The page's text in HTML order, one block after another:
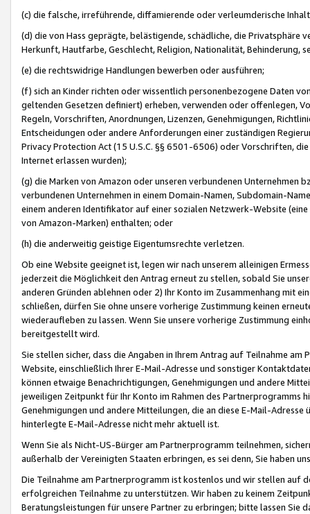
(c) die falsche, irreführende, diffamierende oder verleumderische
(d) die von Hass geprägte, belästigende, schädliche, die Privatsphäre
Herkunft, Hautfarbe, Geschlecht, Religion, Nationalität, Behinderung,
(e) die rechtswidrige Handlungen bewerben oder ausführen;
(f) sich an Kinder richten oder wissentlich personenbezogene Daten
geltenden Gesetzen definiert) erheben, verwenden oder offenlegen,
Regeln, Vorschriften, Anordnungen, Lizenzen, Genehmigungen,
Entscheidungen oder andere Anforderungen einer zuständigen
Privacy Protection Act (15 U.S.C. §§ 6501-6506) oder Vorschriften,
Internet erlassen wurden);
(g) die Marken von Amazon oder unseren verbundenen Unternehmen
verbundenen Unternehmen in einem Domain-Namen, Subdomain-
einem anderen Identifikator auf einer sozialen Netzwerk-Website
von Amazon-Marken) enthalten; oder
(h) die anderweitig geistige Eigentumsrechte verletzen.
Ob eine Website geeignet ist, legen wir nach unserem alleinigen
jederzeit die Möglichkeit den Antrag erneut zu stellen, sobald Sie
anderen Gründen ablehnen oder 2) Ihr Konto im Zusammenhang mit
schließen, dürfen Sie ohne unsere vorherige Zustimmung keinen
wiederaufleben zu lassen. Wenn Sie unsere vorherige Zustimmung
bereitgestellt wird.
Sie stellen sicher, dass die Angaben in Ihrem Antrag auf Teilnahme
Website, einschließlich Ihrer E-Mail-Adresse und sonstiger
können etwaige Benachrichtigungen, Genehmigungen und andere
jeweiligen Zeitpunkt für Ihr Konto im Rahmen des Partnerprogramms
Genehmigungen und andere Mitteilungen, die an diese E-Mail-
hinterlegte E-Mail-Adresse nicht mehr aktuell ist.
Wenn Sie als Nicht-US-Bürger am Partnerprogramm teilnehmen,
außerhalb der Vereinigten Staaten erbringen, es sei denn, Sie haben
Die Teilnahme am Partnerprogramm ist kostenlos und wir stellen auf
erfolgreichen Teilnahme zu unterstützen. Wir haben zu keinem
Beratungsleistungen für unsere Partner zu erbringen; bitte lassen Sie